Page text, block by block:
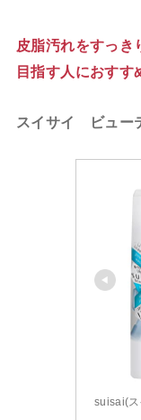
皮脂汚れをすっき
目指す人におすす
スイサイ ビュー
suisai(ス